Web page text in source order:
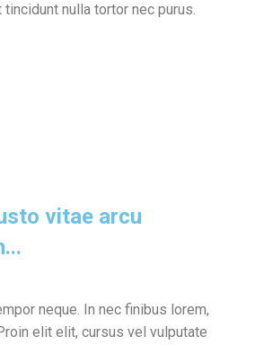
nulla tortor nec purus.
vitae arcu
neque. In nec finibus lorem,
elit elit, cursus vel vulputate